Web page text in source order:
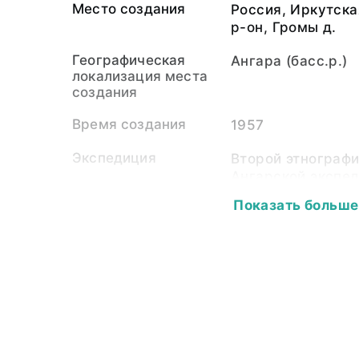
Место создания
Россия,
р-он, Громы д.
Географическая
локализация места
создания
Ангара (басс.р.)
Время создания 1957
Экспедиция
Второй
Сабурова
Показать больше